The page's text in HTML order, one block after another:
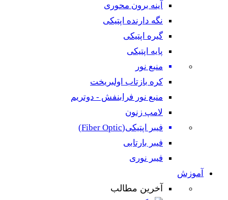
آینه برون محوری
نگه دارنده اپتیکی
گیره اپتیکی
پایه اپتیکی
منبع نور
کره بازتاب اولبریخت
منبع نور فرابنفش - دوتریم
لامپ زنون
فیبر اپتیکی(Fiber Optic)
فیبر بارتابی
فیبر نوری
آموزش
آخرین مطالب